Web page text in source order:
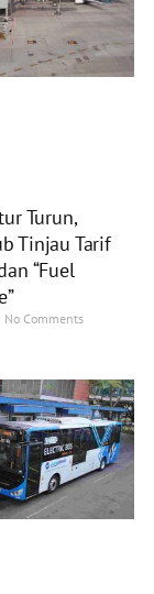
Turun,
Tinjau Tarif
“Fuel
No Comments